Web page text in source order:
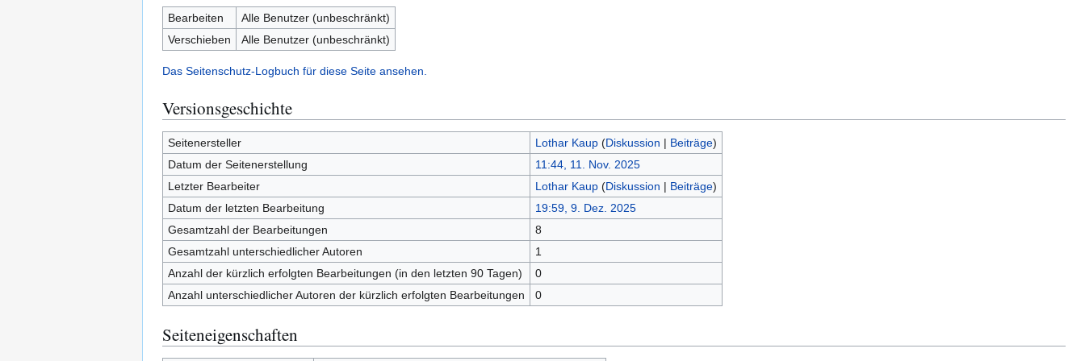
Bearbeiten
Alle Benutzer (unbeschränkt)
Verschieben
Alle Benutzer (unbeschränkt)
Das Seitenschutz-Logbuch für diese Seite ansehen.
Versionsgeschichte
Seitenersteller Lothar Kaup (Diskussion | Beiträge)
Datum der Seitenerstellung
11:44, 11. Nov. 2025
Letzter Bearbeiter
Lothar Kaup (Diskussion | Beiträge)
Datum der letzten Bearbeitung
19:59, 9. Dez. 2025
Gesamtzahl der Bearbeitungen
8
Gesamtzahl unterschiedlicher Autoren
1
Anzahl der kürzlich erfolgten Bearbeitungen (in den letzten 90 Tagen)
0
Anzahl unterschiedlicher Autoren der kürzlich erfolgten Bearbeitungen
0
Seiteneigenschaften